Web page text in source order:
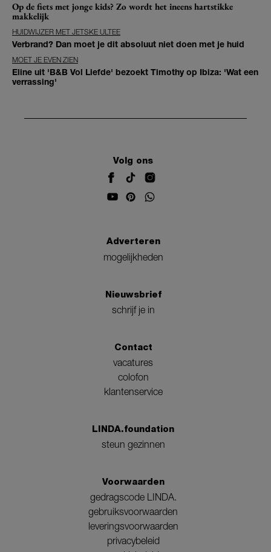
Op de fiets met jonge kids? Zo wordt het ineens hartstikke
makkelijk
HUIDWIJZER MET JETSKE ULTEE
Verbrand? Dan moet je dit absoluut niet doen met je huid
MOET JE EVEN ZIEN
Eline uit 'B&B Vol Liefde' bezoekt Timothy op Ibiza: 'Wat een
verrassing'
Volg ons
Adverteren
mogelijkheden
Nieuwsbrief
schrijf je in
Contact
vacatures
colofon
klantenservice
LINDA.foundation
steun gezinnen
Voorwaarden
gedragscode LINDA.
gebruiksvoorwaarden
leveringsvoorwaarden
privacybeleid